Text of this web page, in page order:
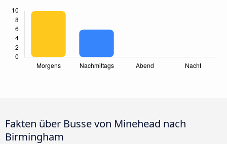
Fakten über Busse von Minehead nach
Birmingham